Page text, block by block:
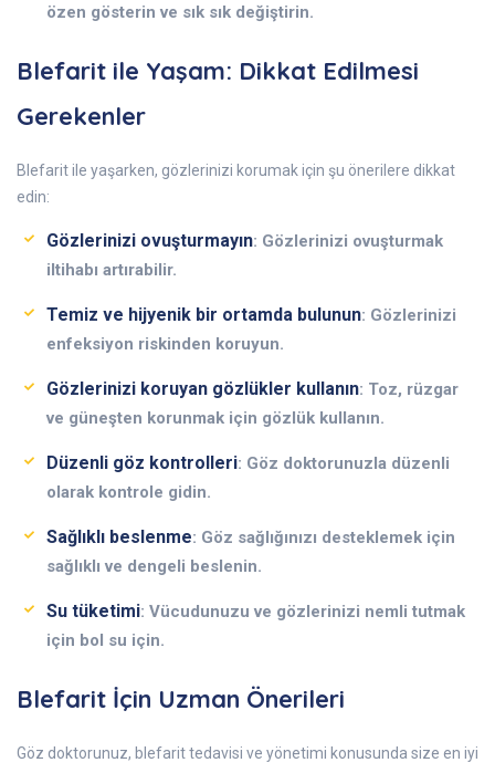
özen gösterin ve sık sık değiştirin.
Blefarit ile Yaşam: Dikkat Edilmesi
Gerekenler
Blefarit ile yaşarken, gözlerinizi korumak için şu önerilere dikkat
edin:
Gözlerinizi ovuşturmayın: Gözlerinizi ovuşturmak
iltihabı artırabilir.
Temiz ve hijyenik bir ortamda bulunun: Gözlerinizi
enfeksiyon riskinden koruyun.
Gözlerinizi koruyan gözlükler kullanın: Toz, rüzgar
ve güneşten korunmak için gözlük kullanın.
Düzenli göz kontrolleri: Göz doktorunuzla düzenli
olarak kontrole gidin.
Sağlıklı beslenme: Göz sağlığınızı desteklemek için
sağlıklı ve dengeli beslenin.
Su tüketimi: Vücudunuzu ve gözlerinizi nemli tutmak
için bol su için.
Blefarit İçin Uzman Önerileri
Göz doktorunuz, blefarit tedavisi ve yönetimi konusunda size en iyi